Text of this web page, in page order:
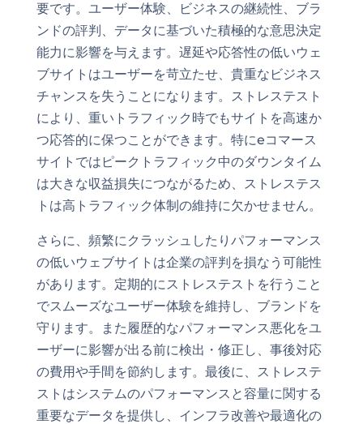
要です。ユーザー体験、ビジネスの継続性、ブラ
ンドの評判、データに基づいた積極的な意思決定
能力に影響を与えます。遅延や応答性の低いウェ
ブサイトはユーザーを苛立たせ、貴重なビジネス
チャンスを失うことになります。ストレステスト
により、重いトラフィック時でもサイトを高速か
つ応答的に保つことができます。特にeコマース
サイトではピークトラフィック中のダウンタイム
は大きな収益損失につながるため、ストレステス
トは高トラフィック体制の維持に欠かせません。
さらに、頻繁にクラッシュしたりパフォーマンス
の低いウェブサイトは企業の評判を損なう可能性
があります。定期的にストレステストを行うこと
でスムーズなユーザー体験を維持し、ブランドを
守ります。また履歴的なパフォーマンス悪化をユ
ーザーに影響が出る前に検出・修正し、事後対応
の費用や手間を節約します。最後に、ストレステ
ストはシステムのパフォーマンスと容量に関する
重要なデータを提供し、インフラ改善や最適化の